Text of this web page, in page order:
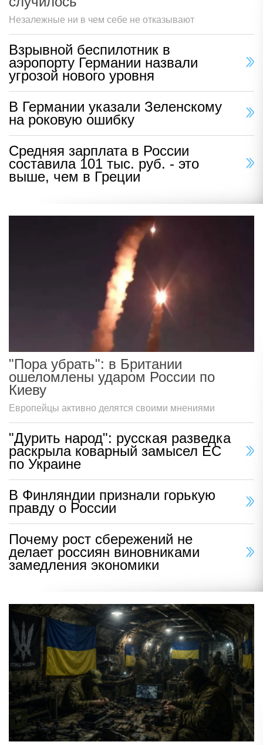
Незалежные ни в чем себе не отказывают
Взрывной беспилотник в
аэропорту Германии назвали
угрозой нового уровня
В Германии указали Зеленскому
на роковую ошибку
Средняя зарплата в России
составила 101 тыс. руб. - это
выше, чем в Греции
"Пора убрать": в Британии
ошеломлены ударом России по
Киеву
Европейцы активно делятся своими мнениями
"Дурить народ": русская разведка
раскрыла коварный замысел ЕС
по Украине
В Финляндии признали горькую
правду о России
Почему рост сбережений не
делает россиян виновниками
замедления экономики